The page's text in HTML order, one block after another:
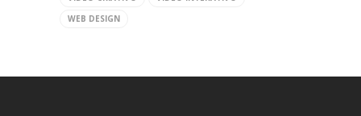
WEB DESIGN